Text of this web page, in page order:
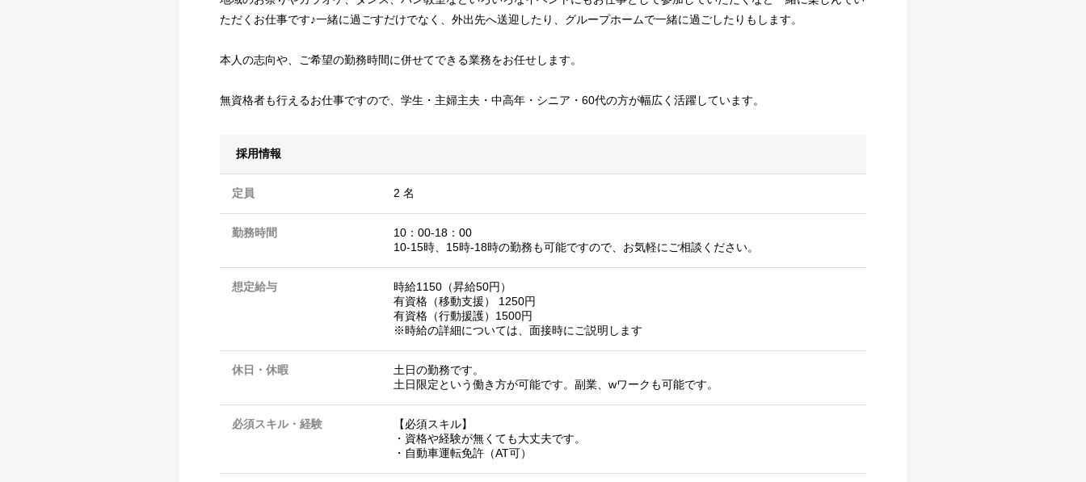
ただくお仕事です♪一緒に過ごすだけでなく、外出先へ送迎したり、グループホームで一緒に過ごしたりもします。
本人の志向や、ご希望の勤務時間に併せてできる業務をお任せします。
無資格者も行えるお仕事ですので、学生・主婦主夫・中高年・シニア・60代の方が幅広く活躍しています。
採用情報
定員 2 名
勤務時間
10：00-18：00
10-15時、15時-18時の勤務も可能ですので、お気軽にご相談ください。
想定給与
時給1150（昇給50円）
有資格（移動支援） 1250円
有資格（行動援護）1500円
※時給の詳細については、面接時にご説明します
休日・休暇
土日の勤務です。
土日限定という働き方が可能です。副業、wワークも可能です。
必須スキル・経験
【必須スキル】
・資格や経験が無くても大丈夫です。
・自動車運転免許（AT可）